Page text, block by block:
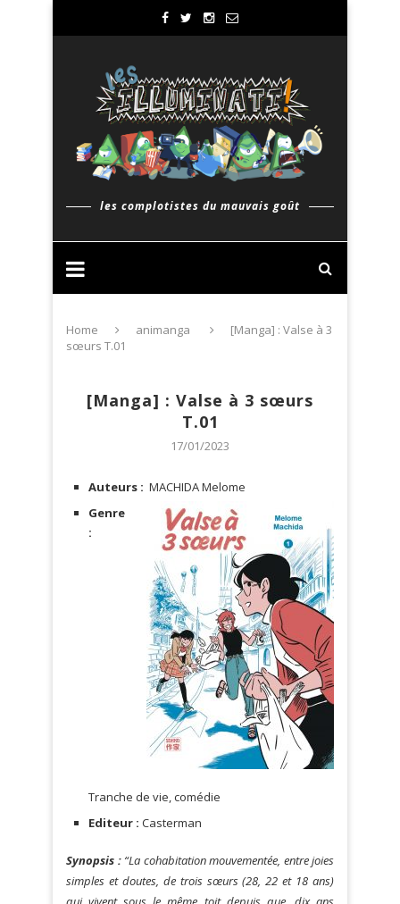
les complotistes du mauvais goût
Home animanga
[Manga] : Valse à 3
sœurs T.01
[Manga] : Valse à 3 sœurs
T.01
17/01/2023
Auteurs : MACHIDA Melome
Genre
:
Tranche de vie, comédie
Editeur : Casterman
Synopsis : “La cohabitation mouvementée, entre joies
simples et doutes, de trois sœurs(28, 22 et 18 ans)